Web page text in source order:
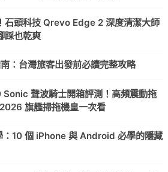
石頭科技 Qrevo Edge 2 深度清潔大師
踩也乾爽
：台灣旅客出發前必讀完整攻略
聲波騎士開箱評測！高頻震動拖
旗艦掃拖機皇一次看
10 個 iPhone 與 Android 必學的隱藏